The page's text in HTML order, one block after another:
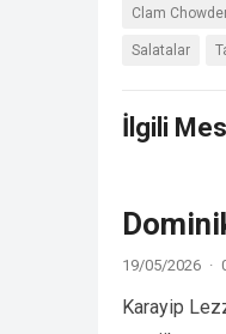
Clam
Salatalar
İlgili
19/05/2026 ·
Karayip